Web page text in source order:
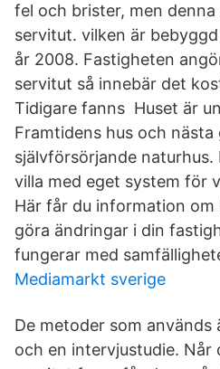
fel och brister, men
servitut. vilken är
år 2008. Fastigheten
servitut så innebär det
Tidigare fanns Huset är
Framtidens hus och nästa
självförsörjande
villa med eget system för
Här får du information om
göra ändringar i din
fungerar med
Mediamarkt sverige
De metoder som
och en intervjustudie. Når